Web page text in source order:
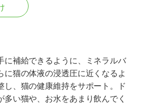
に補給できるように、ミネラルバ
に猫の体液の浸透圧に近くなるよ
し、猫の健康維持をサポート。ド
多い猫や、お水をあまり飲んでく